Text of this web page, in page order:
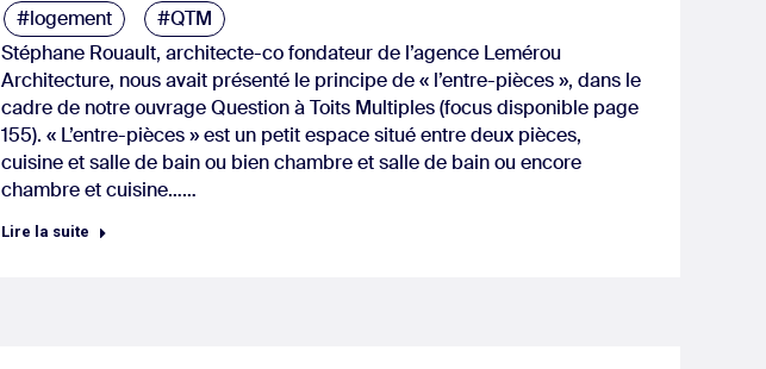
#logement
#QTM
Stéphane Rouault, architecte-co fondateur de l’agence Lemérou
Architecture, nous avait présenté le principe de « l’entre-pièces », dans le
cadre de notre ouvrage Question à Toits Multiples (focus disponible page
155). « L’entre-pièces » est un petit espace situé entre deux pièces,
cuisine et salle de bain ou bien chambre et salle de bain ou encore
chambre et cuisine……
Lire la suite